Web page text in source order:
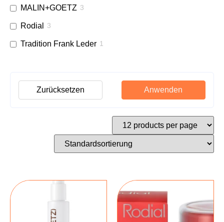
MALIN+GOETZ 3
Rodial 3
Tradition Frank Leder 1
Anwenden
Zurücksetzen